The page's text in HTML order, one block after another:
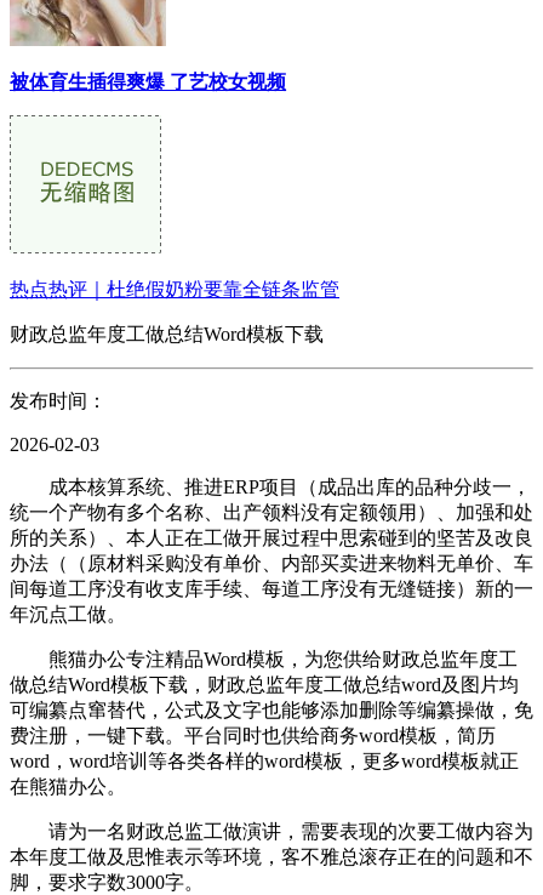
被体育生插得爽爆 了艺校女视频
热点热评｜杜绝假奶粉要靠全链条监管
财政总监年度工做总结Word模板下载
发布时间：
2026-02-03
成本核算系统、推进ERP项目（成品出库的品种分歧一，
统一个产物有多个名称、出产领料没有定额领用）、加强和处
所的关系）、本人正在工做开展过程中思索碰到的坚苦及改良
办法（（原材料采购没有单价、内部买卖进来物料无单价、车
间每道工序没有收支库手续、每道工序没有无缝链接）新的一
年沉点工做。
熊猫办公专注精品Word模板，为您供给财政总监年度工
做总结Word模板下载，财政总监年度工做总结word及图片均
可编纂点窜替代，公式及文字也能够添加删除等编纂操做，免
费注册，一键下载。平台同时也供给商务word模板，简历
word，word培训等各类各样的word模板，更多word模板就正
在熊猫办公。
请为一名财政总监工做演讲，需要表现的次要工做内容为
本年度工做及思惟表示等环境，客不雅总滚存正在的问题和不
脚，要求字数3000字。